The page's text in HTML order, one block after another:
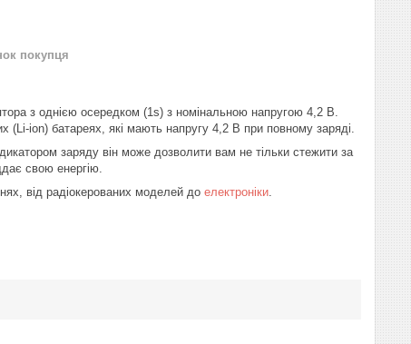
покупця
з однією осередком (1s) з номінальною напругою 4,2 В.
(Li-ion) батареях, які мають напругу 4,2 В при повному заряді.
заряду він може дозволити вам не тільки стежити за
свою енергію.
від радіокерованих моделей до електроніки